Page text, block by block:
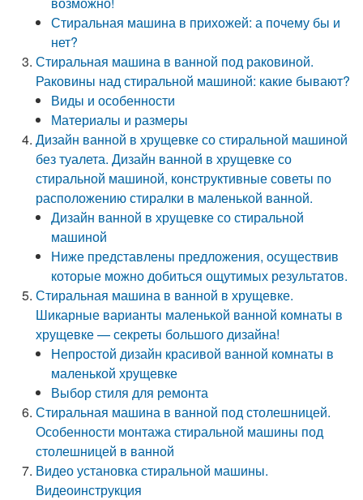
Стиральная машина в прихожей: а почему бы и
нет?
Стиральная машина в ванной под раковиной.
Раковины над стиральной машиной: какие бывают?
Виды и особенности
Материалы и размеры
Дизайн ванной в хрущевке со стиральной машиной
без туалета. Дизайн ванной в хрущевке со
стиральной машиной, конструктивные советы по
расположению стиралки в маленькой ванной.
Дизайн ванной в хрущевке со стиральной
машиной
Ниже представлены предложения, осуществив
которые можно добиться ощутимых результатов.
Стиральная машина в ванной в хрущевке.
Шикарные варианты маленькой ванной комнаты в
хрущевке — секреты большого дизайна!
Непростой дизайн красивой ванной комнаты в
маленькой хрущевке
Выбор стиля для ремонта
Стиральная машина в ванной под столешницей.
Особенности монтажа стиральной машины под
столешницей в ванной
Видео установка стиральной машины.
Видеоинструкция